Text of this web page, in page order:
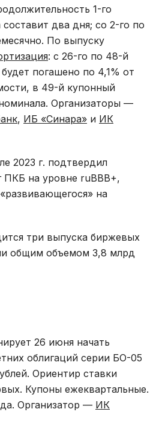
1-го
два дня; со 2-го по
По выпуску
: с 26-го по 48-й
погашено по 4,1% от
в 49-й купонный
Организаторы —
, ИБ «Синара» и ИК
2023 г. подтвердил
ПКБ на уровне ruBBB+,
на
три выпуска биржевых
общим объемом 3,8 млрд
26 июня начать
облигаций серии БО-05
Ориентир ставки
Купоны ежеквартальные.
Организатор — ИК